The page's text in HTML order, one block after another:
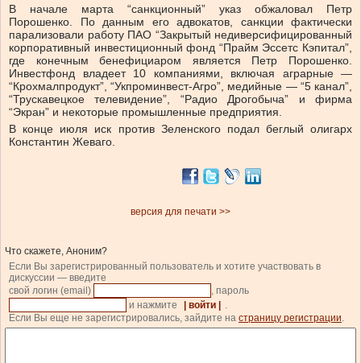
В начале марта “санкционный” указ обжаловал Петр
Порошенко. По данным его адвокатов, санкции фактически
парализовали работу ПАО “Закрытый недиверсифицированный
корпоративный инвестиционный фонд “Прайм Эссетс Кэпитал”,
где конечным бенефициаром является Петр Порошенко.
Инвестфонд владеет 10 компаниями, включая аграрные —
“Крохмалпродукт”, “Укпроминвест-Агро”, медийные — “5 канал”,
“Трускавецкое телевидение”, “Радио Дрогобыча” и фирма
“Экран” и некоторые промышленные предприятия.
В конце июля иск против Зеленского подал беглый олигарх
Константин Жеваго.
версия для печати >>
Что скажете, Аноним?
Если Вы зарегистрированный пользователь и хотите участвовать в
дискуссии — введите
свой логин (email)
, пароль
и нажмите
| войти |
.
Если Вы еще не зарегистрировались, зайдите на страницу регистрации.